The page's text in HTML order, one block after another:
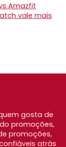
Amazfit
vale mais
gosta de
promoções,
promoções,
atrás